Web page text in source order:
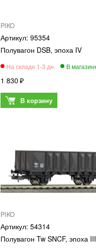
PIKO
95354
Полувагон DSB, эпоха IV
1 830
PIKO
54314
Полувагон Tw SNCF, эпоха III